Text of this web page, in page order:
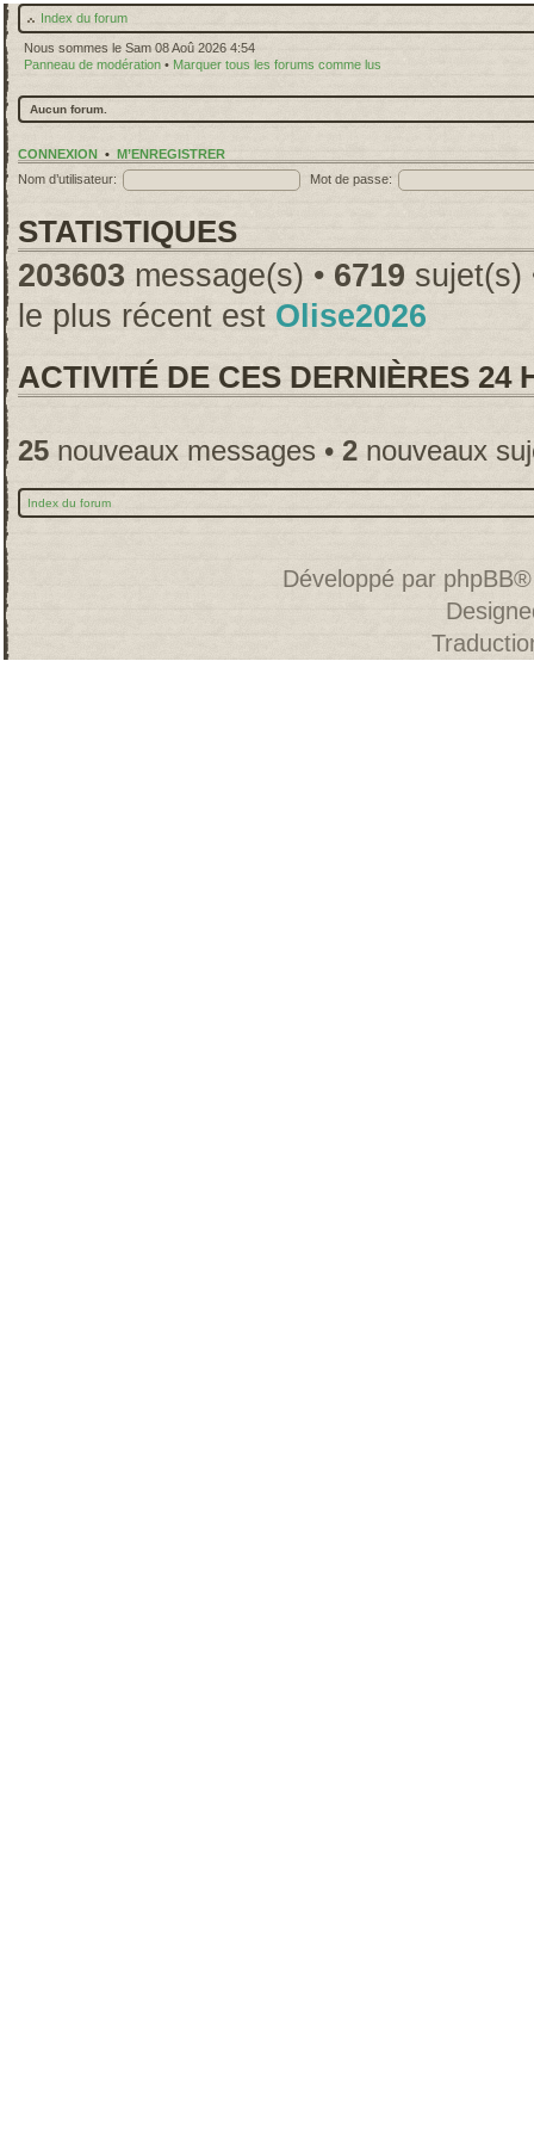
Index du forum
Nous sommes le Sam 08 Aoû 2026 4:54
Panneau de modération • Marquer tous les forums comme lus
Aucun forum.
CONNEXION • M’ENREGISTRER
Nom d’utilisateur:
Mot de passe:
STATISTIQUES
203603 message(s) • 6719 sujet(s)
le plus récent est Olise2026
ACTIVITÉ DE CES DERNIÈRES 24
25 nouveaux messages • 2 nouveaux
Index du forum
Développé par phpBB®